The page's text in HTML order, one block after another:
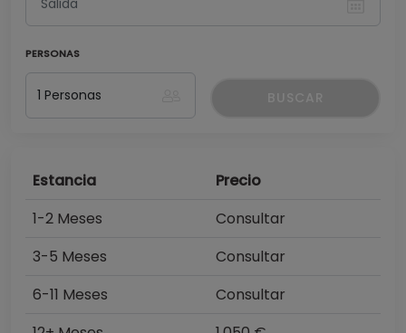
PERSONAS
Estancia
Precio
1-2 Meses
Consultar
3-5 Meses
Consultar
6-11 Meses
Consultar